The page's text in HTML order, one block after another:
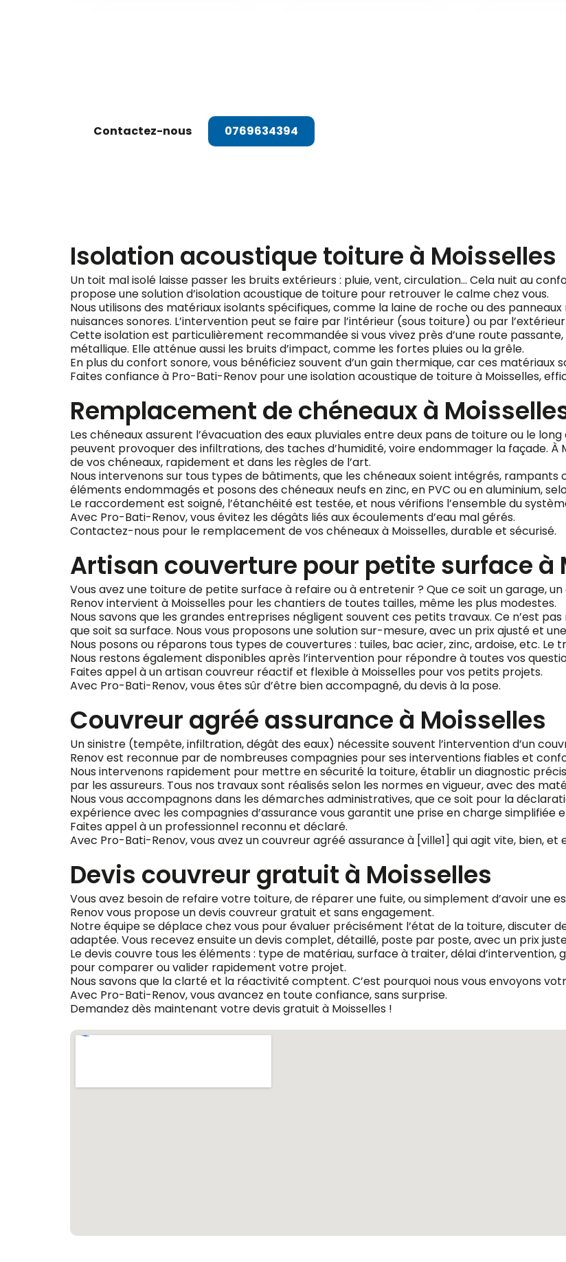
Contactez-nous 0769634394
Isolation acoustique toiture à Moisselles
Un toit mal isolé laisse passer les bruits extérieurs : pluie, vent, circulation… Cela nuit au
propose une solution d’isolation acoustique de toiture pour retrouver le calme chez vous.
Nous utilisons des matériaux isolants spécifiques, comme la laine de roche ou des
nuisances sonores. L’intervention peut se faire par l’intérieur (sous toiture) ou par
Cette isolation est particulièrement recommandée si vous vivez près d’une route passante,
métallique. Elle atténue aussi les bruits d’impact, comme les fortes pluies ou la grêle.
En plus du confort sonore, vous bénéficiez souvent d’un gain thermique, car ces
Faites confiance à Pro-Bati-Renov pour une isolation acoustique de toiture à Moisselles,
Remplacement de chéneaux à
Les chéneaux assurent l’évacuation des eaux pluviales entre deux pans de toiture ou le long
peuvent provoquer des infiltrations, des taches d’humidité, voire endommager la façade.
de vos chéneaux, rapidement et dans les règles de l’art.
Nous intervenons sur tous types de bâtiments, que les chéneaux soient intégrés, rampants
éléments endommagés et posons des chéneaux neufs en zinc, en PVC ou en aluminium,
Le raccordement est soigné, l’étanchéité est testée, et nous vérifions l’ensemble du
Avec Pro-Bati-Renov, vous évitez les dégâts liés aux écoulements d’eau mal gérés.
Contactez-nous pour le remplacement de vos chéneaux à Moisselles, durable et sécurisé.
Artisan couverture pour petite surface à
Vous avez une toiture de petite surface à refaire ou à entretenir ? Que ce soit un garage,
Renov intervient à Moisselles pour les chantiers de toutes tailles, même les plus modestes.
Nous savons que les grandes entreprises négligent souvent ces petits travaux. Ce n’est
que soit sa surface. Nous vous proposons une solution sur-mesure, avec un prix ajusté et
Nous posons ou réparons tous types de couvertures : tuiles, bac acier, zinc, ardoise, etc. Le
Nous restons également disponibles après l’intervention pour répondre à toutes vos
Faites appel à un artisan couvreur réactif et flexible à Moisselles pour vos petits projets.
Avec Pro-Bati-Renov, vous êtes sûr d’être bien accompagné, du devis à la pose.
Couvreur agréé assurance à Moisselles
Un sinistre (tempête, infiltration, dégât des eaux) nécessite souvent l’intervention d’un
Renov est reconnue par de nombreuses compagnies pour ses interventions fiables et
Nous intervenons rapidement pour mettre en sécurité la toiture, établir un diagnostic
par les assureurs. Tous nos travaux sont réalisés selon les normes en vigueur, avec des
Nous vous accompagnons dans les démarches administratives, que ce soit pour la
expérience avec les compagnies d’assurance vous garantit une prise en charge simplifiée
Faites appel à un professionnel reconnu et déclaré.
Avec Pro-Bati-Renov, vous avez un couvreur agréé assurance à [ville1] qui agit vite, bien,
Devis couvreur gratuit à Moisselles
Vous avez besoin de refaire votre toiture, de réparer une fuite, ou simplement d’avoir une
Renov vous propose un devis couvreur gratuit et sans engagement.
Notre équipe se déplace chez vous pour évaluer précisément l’état de la toiture, discuter
adaptée. Vous recevez ensuite un devis complet, détaillé, poste par poste, avec un prix
Le devis couvre tous les éléments : type de matériau, surface à traiter, délai
pour comparer ou valider rapidement votre projet.
Nous savons que la clarté et la réactivité comptent. C’est pourquoi nous vous envoyons
Avec Pro-Bati-Renov, vous avancez en toute confiance, sans surprise.
Demandez dès maintenant votre devis gratuit à Moisselles !